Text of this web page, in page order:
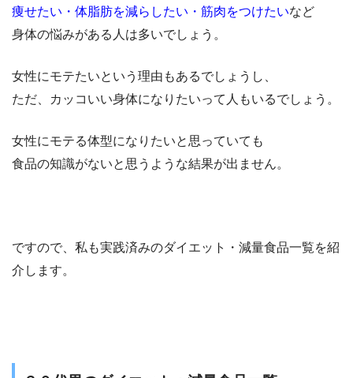
痩せたい・体脂肪を減らしたい・筋肉をつけたいなど
身体の悩みがある人は多いでしょう。
女性にモテたいという理由もあるでしょうし、
ただ、カッコいい身体になりたいって人もいるでしょう。
女性にモテる体型になりたいと思っていても
食品の知識がないと思うような結果が出ません。
ですので、私も実践済みのダイエット・減量食品一覧を紹
介します。